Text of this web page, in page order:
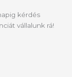
kérdés
vállalunk rá!